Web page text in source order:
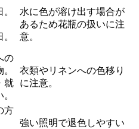
水に色が溶け出す場合が
あるため花瓶の扱いに注
意。
の
就
衣類やリネンへの色移り
に注意。
方
強い照明で退色しやすい